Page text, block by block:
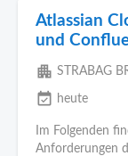
Atlassian
und
apartment STRABAG
event_available heute
Im Folgenden
Anforderungen